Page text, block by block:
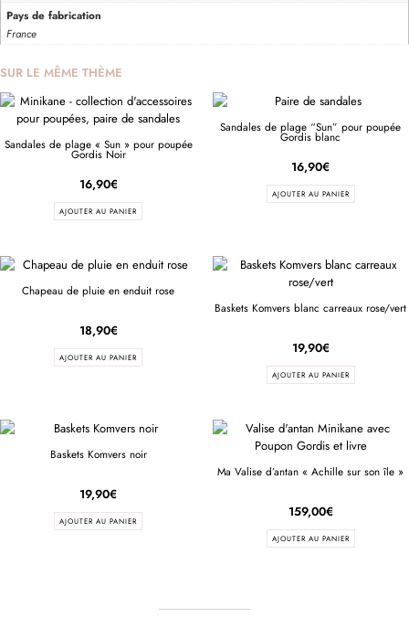
Pays de fabrication
France
SUR LE MÊME THÈME
Sandales de plage « Sun » pour poupée
Gordis Noir
16,90€
AJOUTER AU PANIER
Sandales de plage “Sun” pour poupée
Gordis blanc
16,90€
AJOUTER AU PANIER
Chapeau de pluie en enduit rose
18,90€
AJOUTER AU PANIER
Baskets Komvers blanc carreaux rose/vert
19,90€
AJOUTER AU PANIER
Baskets Komvers noir
19,90€
AJOUTER AU PANIER
Ma Valise d’antan « Achille sur son île »
159,00€
AJOUTER AU PANIER